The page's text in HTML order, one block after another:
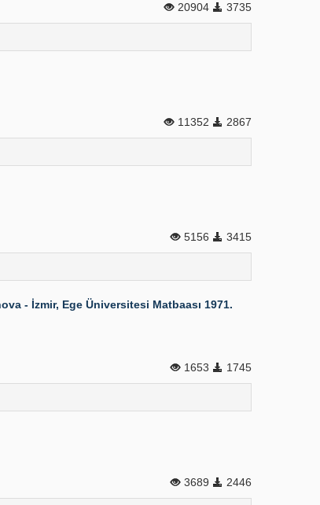
20904 3735
11352 2867
5156 3415
- İzmir, Ege Üniversitesi Matbaası 1971.
1653 1745
3689 2446